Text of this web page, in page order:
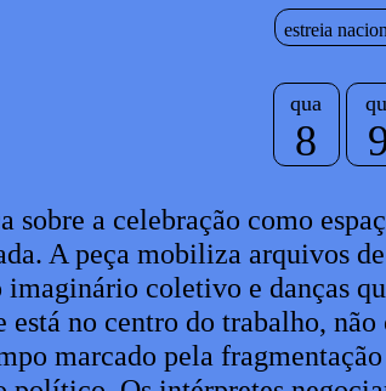
estreia
qua
8
sobre a celebração como
A peça mobiliza arquivos
coletivo e danças
no centro do trabalho,
marcado pela